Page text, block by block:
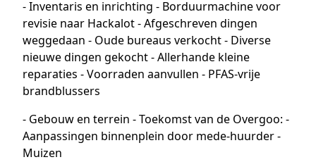
- Inventaris en inrichting - Borduurmachine voor
revisie naar Hackalot - Afgeschreven dingen
weggedaan - Oude bureaus verkocht - Diverse
nieuwe dingen gekocht - Allerhande kleine
reparaties - Voorraden aanvullen - PFAS-vrije
brandblussers
- Gebouw en terrein - Toekomst van de Overgoo: -
Aanpassingen binnenplein door mede-huurder -
Muizen